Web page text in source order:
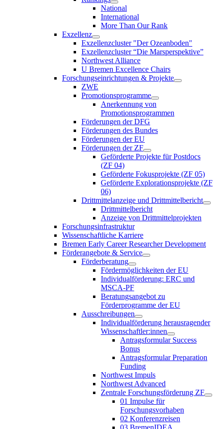
National
International
More Than Our Rank
Exzellenz
Exzellenzcluster "Der Ozeanboden"
Exzellenzcluster “Die Marsperspektive”
Northwest Alliance
U Bremen Excellence Chairs
Forschungseinrichtungen & Projekte
ZWE
Promotionsprogramme
Anerkennung von
Promotionsprogrammen
Förderungen der DFG
Förderungen des Bundes
Förderungen der EU
Förderungen der ZF
Geförderte Projekte für Postdocs
(ZF 04)
Geförderte Fokusprojekte (ZF 05)
Geförderte Explorationsprojekte (ZF
06)
Drittmittelanzeige und Drittmittelbericht
Drittmittelbericht
Anzeige von Drittmittelprojekten
Forschungsinfrastruktur
Wissenschaftliche Karriere
Bremen Early Career Researcher Development
Förderangebote & Service
Förderberatung
Fördermöglichkeiten der EU
Individualförderung: ERC und
MSCA-PF
Beratungsangebot zu
Förderprogramme der EU
Ausschreibungen
Individualförderung herausragender
Wissenschaftler:innen
Antragsformular Success
Bonus
Antragsformular Preparation
Funding
Northwest Impuls
Northwest Advanced
Zentrale Forschungsförderung ZF
01 Impulse für
Forschungsvorhaben
02 Konferenzreisen
03 BremenIDEA